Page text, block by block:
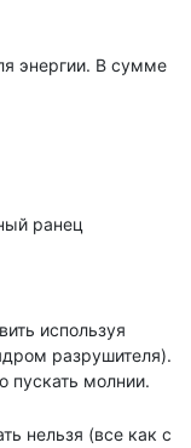
энергии. В сумме
ранец
используя
разрушителя).
пускать молнии.
нельзя (все как с